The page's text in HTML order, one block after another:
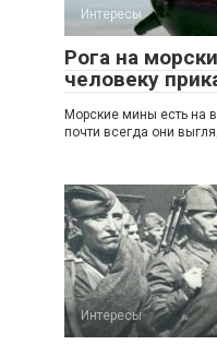
Интересы
Рога на
человеку
Морские мины есть на
почти всегда они
Интересы